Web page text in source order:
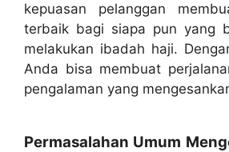
kepuasan pelanggan
terbaik bagi siapa pun yang
melakukan ibadah haji.
Anda bisa membuat
pengalaman yang
Permasalahan Umum